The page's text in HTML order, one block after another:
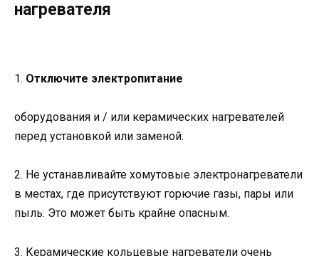
нагревателя
1. Отключите электропитание
оборудования и / или керамических нагревателей
перед установкой или заменой.
2. Не устанавливайте хомутовые электронагреватели
в местах, где присутствуют горючие газы, пары или
пыль. Это может быть крайне опасным.
3. Керамические кольцевые нагреватели очень